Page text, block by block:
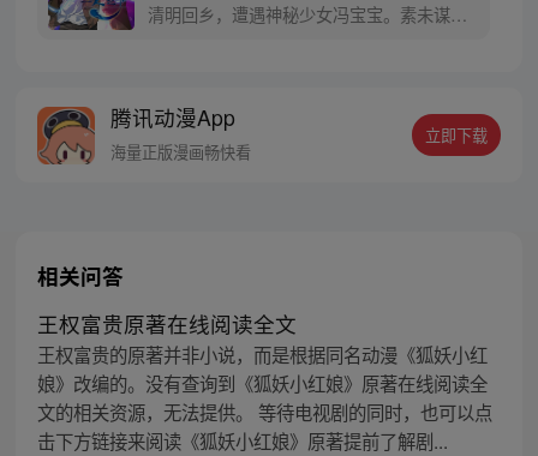
清明回乡，遭遇神秘少女冯宝宝。素未谋面
密，张楚岚的生活被彻底颠覆，与冯宝宝一
同踏上“异人”之旅。
腾讯动漫App
海量正版漫画畅快看
立即下载
相关问答
王权富贵原著在线阅读全文
王权富贵的原著并非小说，而是根据同名动漫《狐妖小红
娘》改编的。没有查询到《狐妖小红娘》原著在线阅读全
文的相关资源，无法提供。 等待电视剧的同时，也可以点
击下方链接来阅读《狐妖小红娘》原著提前了解剧...